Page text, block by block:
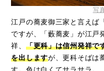
写
江戸の蕎麦御三家と言えば
ですが、「藪蕎麦」が江戸
祥、 「更科」は信州発祥で
を出しますが、更科そばは